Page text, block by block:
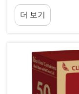
기도 합니다. 때
러들어 상당한
지 소스 컵이 유
더 보기